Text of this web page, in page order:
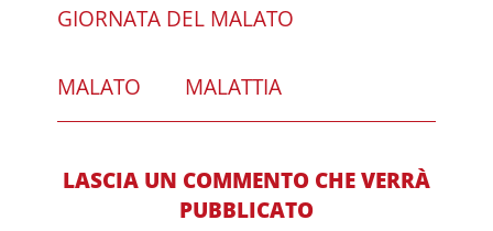
GIORNATA DEL MALATO
MALATO MALATTIA
LASCIA UN COMMENTO CHE VERRÀ
PUBBLICATO